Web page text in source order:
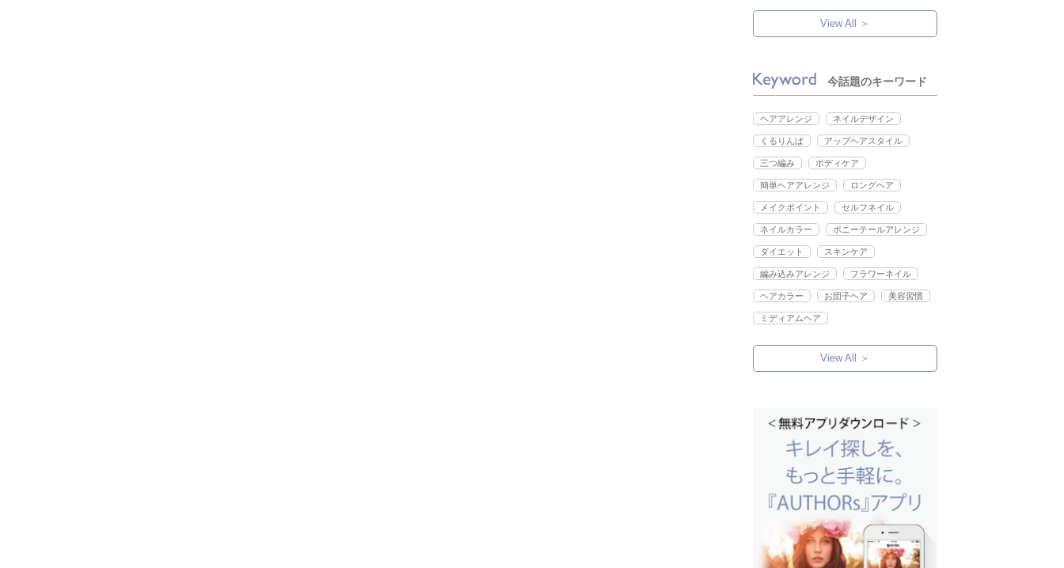
View All ＞
今話題のキーワード
ヘアアレンジ ネイルデザイン
くるりんぱ アップヘアスタイル
三つ編み ボディケア
簡単ヘアアレンジ ロングヘア
メイクポイント セルフネイル
ネイルカラー ポニーテールアレンジ
ダイエット スキンケア
編み込みアレンジ フラワーネイル
ヘアカラー お団子ヘア 美容習慣
ミディアムヘア
View All ＞